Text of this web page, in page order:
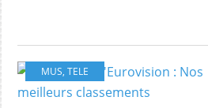
MUS, TELE